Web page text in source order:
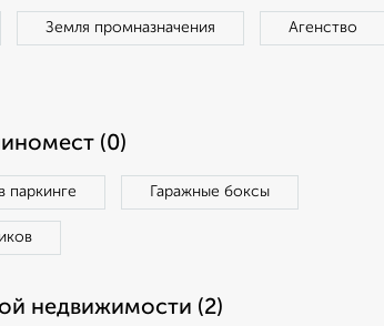
Земля промназначения Агенство
(0)
паркинге Гаражные боксы
недвижимости (2)